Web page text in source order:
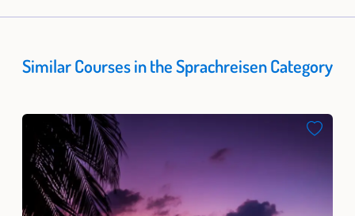
Similar Courses in the Sprachreisen Category